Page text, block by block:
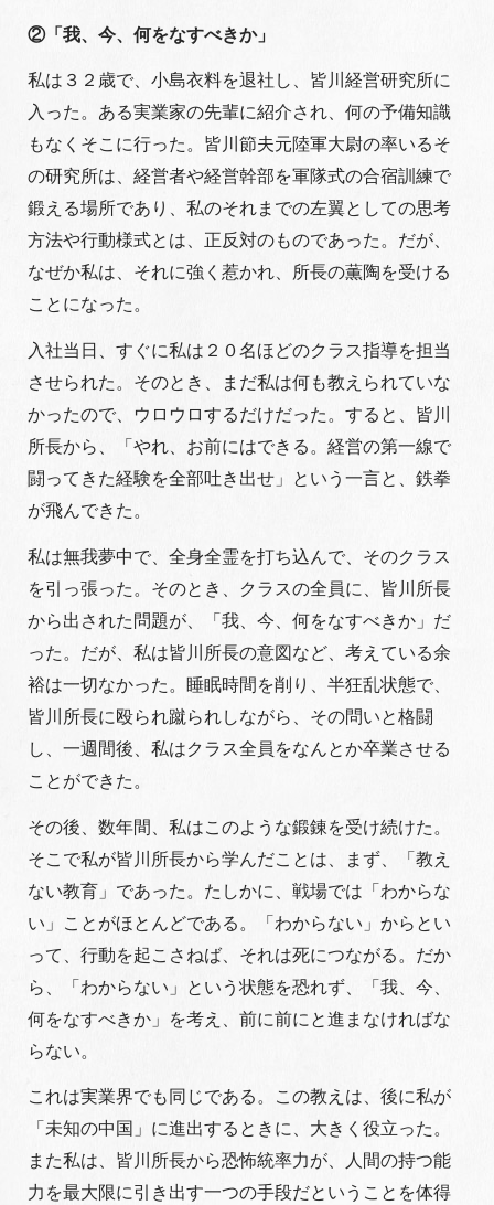
②「我、今、何をなすべきか」
私は３２歳で、小島衣料を退社し、皆川経営研究所に
入った。ある実業家の先輩に紹介され、何の予備知識
もなくそこに行った。皆川節夫元陸軍大尉の率いるそ
の研究所は、経営者や経営幹部を軍隊式の合宿訓練で
鍛える場所であり、私のそれまでの左翼としての思考
方法や行動様式とは、正反対のものであった。だが、
なぜか私は、それに強く惹かれ、所長の薫陶を受ける
ことになった。
入社当日、すぐに私は２０名ほどのクラス指導を担当
させられた。そのとき、まだ私は何も教えられていな
かったので、ウロウロするだけだった。すると、皆川
所長から、「やれ、お前にはできる。経営の第一線で
闘ってきた経験を全部吐き出せ」という一言と、鉄拳
が飛んできた。
私は無我夢中で、全身全霊を打ち込んで、そのクラス
を引っ張った。そのとき、クラスの全員に、皆川所長
から出された問題が、「我、今、何をなすべきか」だ
った。だが、私は皆川所長の意図など、考えている余
裕は一切なかった。睡眠時間を削り、半狂乱状態で、
皆川所長に殴られ蹴られしながら、その問いと格闘
し、一週間後、私はクラス全員をなんとか卒業させる
ことができた。
その後、数年間、私はこのような鍛錬を受け続けた。
そこで私が皆川所長から学んだことは、まず、「教え
ない教育」であった。たしかに、戦場では「わからな
い」ことがほとんどである。「わからない」からとい
って、行動を起こさねば、それは死につながる。だか
ら、「わからない」という状態を恐れず、「我、今、
何をなすべきか」を考え、前に前にと進まなければな
らない。
これは実業界でも同じである。この教えは、後に私が
「未知の中国」に進出するときに、大きく役立った。
また私は、皆川所長から恐怖統率力が、人間の持つ能
力を最大限に引き出す一つの手段だということを体得